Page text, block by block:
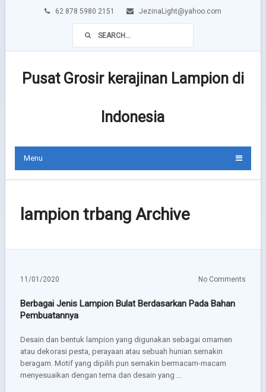
62 878 5980 2151 JezinaLight@yahoo.com
Pusat Grosir kerajinan Lampion di
Indonesia
Menu
lampion trbang Archive
11/01/2020 No Comments
Berbagai Jenis Lampion Bulat Berdasarkan Pada Bahan
Pembuatannya
Desain dan bentuk lampion yang digunakan sebagai ornamen
atau dekorasi pesta, perayaan atau sebuah hunian semakin
beragam. Motif yang dipilih pun semakin bermacam-macam
menyesuaikan dengan tema dan desain yang …